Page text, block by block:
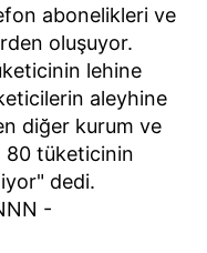
abonelikleri ve
oluşuyor.
lehine
aleyhine
diğer kurum ve
80 tüketicinin
dedi.
-